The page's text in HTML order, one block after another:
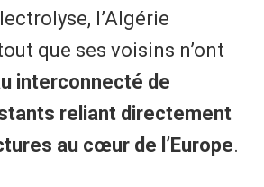
l’Algérie
que ses voisins n’ont
interconnecté de
reliant directement
au cœur de l’Europe.